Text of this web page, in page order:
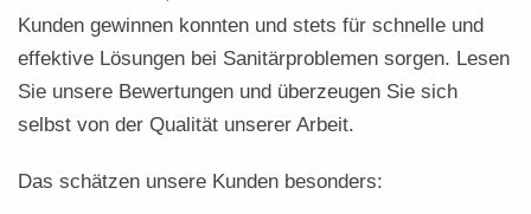
Kunden gewinnen konnten und stets für schnelle und
effektive Lösungen bei Sanitärproblemen sorgen. Lesen
Sie unsere Bewertungen und überzeugen Sie sich
selbst von der Qualität unserer Arbeit.
Das schätzen unsere Kunden besonders: